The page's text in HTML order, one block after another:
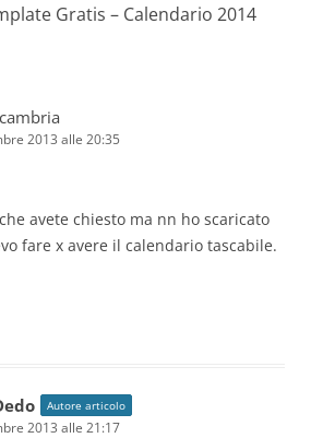
Gratis – Calendario 2014
2013 alle 20:35
avete chiesto ma nn ho scaricato
fare x avere il calendario tascabile.
Autore articolo
2013 alle 21:17